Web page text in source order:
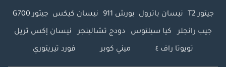
جيتور T2 نيسان باترول بورش 911 نيسان كيكس جيتور G700
جيب رانجلر كيا سيلتوس دودج تشالينجر نيسان إكس تريل
تويوتا راف ٤ ميني كوبر فورد تيريتوري